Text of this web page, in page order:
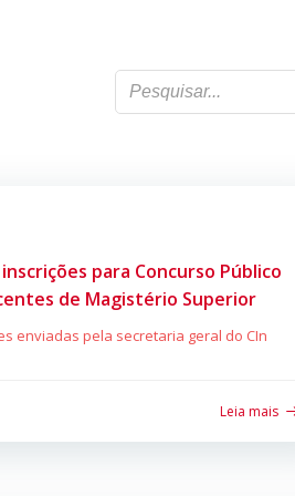
para Concurso Público
de Magistério Superior
enviadas pela secretaria geral do CIn
Leia mais